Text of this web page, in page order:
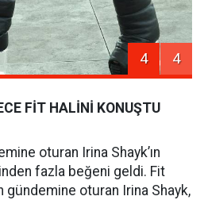
4 4
FİT HALİNİ KONUŞTU
oturan Irina Shayk’ın
fazla beğeni geldi. Fit
gündemine oturan Irina Shayk,